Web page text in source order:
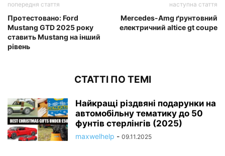
попередня стаття
Протестовано: Ford
Mustang GTD 2025 року
ставить Mustang на інший
рівень
наступна стаття
Mercedes-Amg ґрунтовний
електричний altice gt coupe
СТАТТІ ПО ТЕМІ
Найкращі різдвяні подарунки на
автомобільну тематику до 50
фунтів стерлінгів (2025)
maxwelhelp - 09.11.2025